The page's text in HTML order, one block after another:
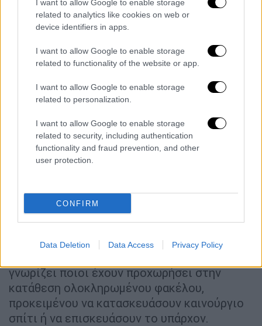
I want to allow Google to enable storage
related to analytics like cookies on web or
device identifiers in apps.
I want to allow Google to enable storage
related to functionality of the website or app.
I want to allow Google to enable storage
related to personalization.
I want to allow Google to enable storage
related to security, including authentication
functionality and fraud prevention, and other
user protection.
CONFIRM
Data Deletion Data Access Privacy Policy
προκειμένου να προστατεύσουν τις
περιουσίες τους και κυρίως τα γεωργικά
τους μηχανήματα.
Τέλος, ο κ. Τσανάκας υποστηρίζει ότι οι
κάτοικοι του Δαμασίου θα επιδιώξουν να
συγκροτήσουνκοινό μέτωπο με
, οι οποίοι
επίσης μένουν σε κοντέινερ, προκειμένου το
αίτημά τους να έχει μεγαλύτερη απήχηση.
Το συνολικό ποσό του 1,3 εκατομμυρίων
ευρώ έχει δοθεί ως πρώτες αποζημιώσεις
προς τους κατοίκους του Δαμασίου,
σύμφωνα με τον δήμαρχο Τυρνάβου, ο
γνωρίζει ποιοι έχουν προχωρήσει στην
κατάθεση ολοκληρωμένου φακέλου,
προκειμένου να κατασκευάσουν καινούργιο
σπίτι ή να επισκευάσουν το υπάρχον.